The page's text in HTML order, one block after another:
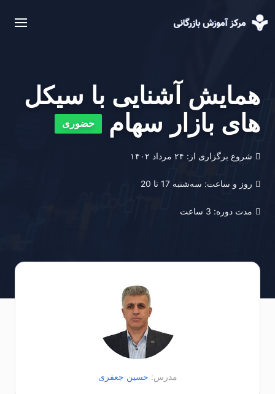
همایش آشنایی با سیکل
های بازار سهام
حضوری
شروع برگزاری از: ۲۴ مرداد ۱۴۰۲
روز و ساعت: ‌سه‌شنبه 17 تا 20
مدت دوره: 3 ساعت
مدرس: حسین جعفری